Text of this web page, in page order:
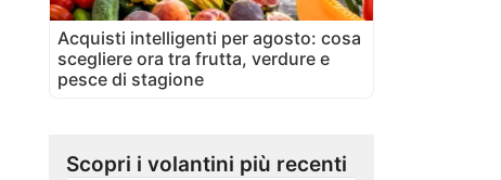
Acquisti intelligenti per agosto: cosa
scegliere ora tra frutta, verdure e
pesce di stagione